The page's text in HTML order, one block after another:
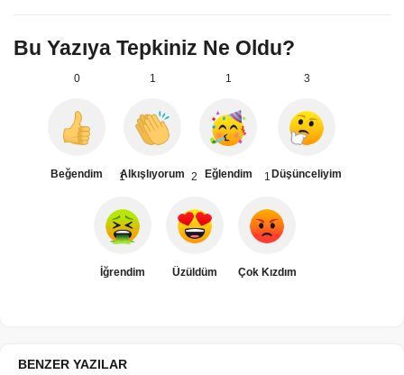
Bu Yazıya Tepkiniz Ne Oldu?
0
Beğendim
1
Alkışlıyorum
1
Eğlendim
3
Düşünceliyim
1
İğrendim
2
Üzüldüm
1
Çok Kızdım
BENZER YAZILAR